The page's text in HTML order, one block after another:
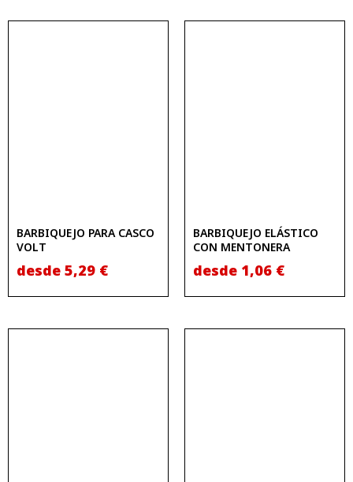
BARBIQUEJO PARA CASCO
VOLT
desde 5,29 €
BARBIQUEJO ELÁSTICO
CON MENTONERA
desde 1,06 €